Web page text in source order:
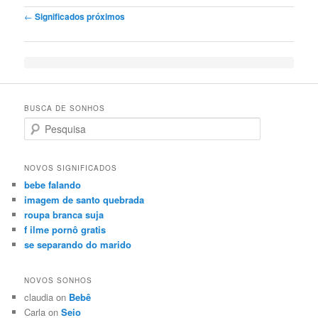
Post navigation
← Significados próximos
BUSCA DE SONHOS
Search
NOVOS SIGNIFICADOS
bebe falando
imagem de santo quebrada
roupa branca suja
f ilme pornô gratis
se separando do marido
NOVOS SONHOS
claudia on Bebê
Carla onSeio